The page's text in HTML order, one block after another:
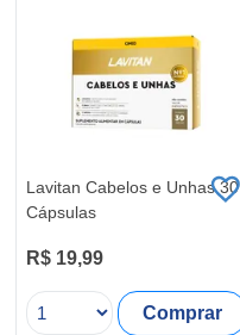
Lavitan Cabelos e Unhas 30
Cápsulas
R$ 19,99
Comprar